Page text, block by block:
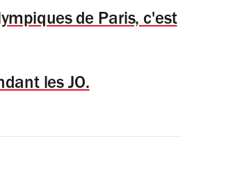
de Paris, c'est
les JO.